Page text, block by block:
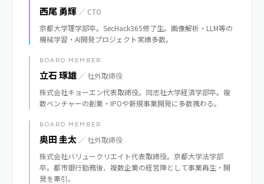
西尾 勇輝 ／ CTO
京都大学理学部卒。SecHack365修了生。画像解析・LLM等の
機械学習・AI開発プロジェクト実績多数。
BOARD MEMBER
立石 琢雄 ／ 社外取締役
株式会社キョーエン代表取締役。同志社大学経済学部卒。複
数ベンチャーの創業・IPOや新規事業開発に多数携わる。
BOARD MEMBER
奥田 圭太 ／ 社外取締役
株式会社バリュークリエイト代表取締役。京都大学法学部
卒。都市銀行勤務後、複数企業の経営陣として事業再生・開
発を牽引。